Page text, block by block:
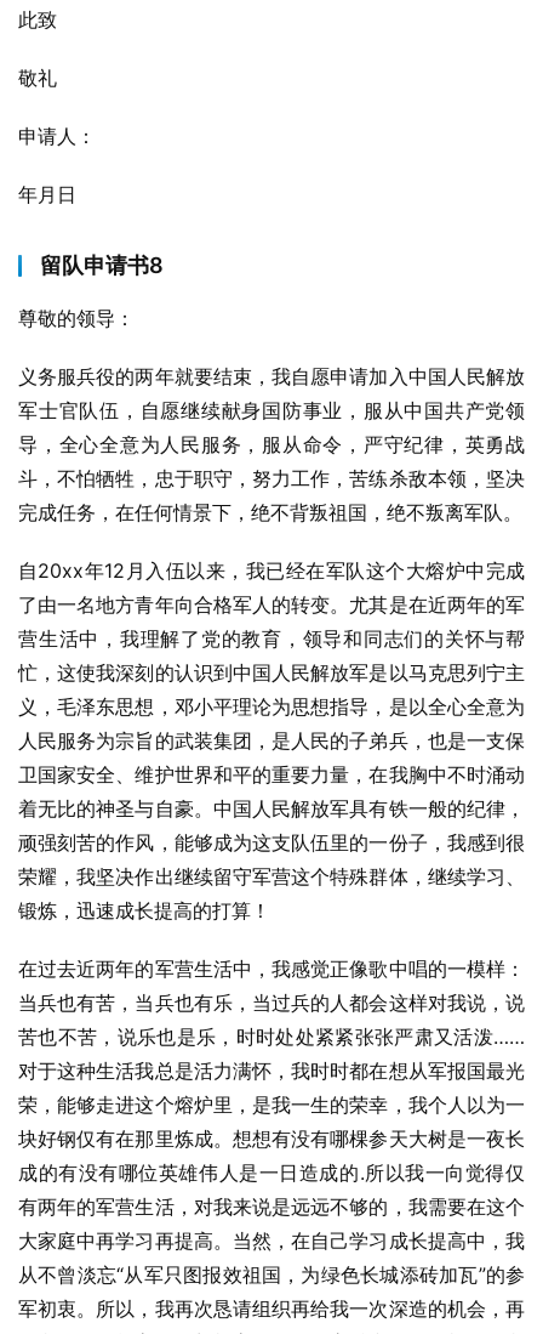
此致
敬礼
申请人：
年月日
留队申请书8
尊敬的领导：
义务服兵役的两年就要结束，我自愿申请加入中国人民解放
军士官队伍，自愿继续献身国防事业，服从中国共产党领
导，全心全意为人民服务，服从命令，严守纪律，英勇战
斗，不怕牺牲，忠于职守，努力工作，苦练杀敌本领，坚决
完成任务，在任何情景下，绝不背叛祖国，绝不叛离军队。
自20xx年12月入伍以来，我已经在军队这个大熔炉中完成
了由一名地方青年向合格军人的转变。尤其是在近两年的军
营生活中，我理解了党的教育，领导和同志们的关怀与帮
忙，这使我深刻的认识到中国人民解放军是以马克思列宁主
义，毛泽东思想，邓小平理论为思想指导，是以全心全意为
人民服务为宗旨的武装集团，是人民的子弟兵，也是一支保
卫国家安全、维护世界和平的重要力量，在我胸中不时涌动
着无比的神圣与自豪。中国人民解放军具有铁一般的纪律，
顽强刻苦的作风，能够成为这支队伍里的一份子，我感到很
荣耀，我坚决作出继续留守军营这个特殊群体，继续学习、
锻炼，迅速成长提高的打算！
在过去近两年的军营生活中，我感觉正像歌中唱的一模样：
当兵也有苦，当兵也有乐，当过兵的人都会这样对我说，说
苦也不苦，说乐也是乐，时时处处紧紧张张严肃又活泼……
对于这种生活我总是活力满怀，我时时都在想从军报国最光
荣，能够走进这个熔炉里，是我一生的荣幸，我个人以为一
块好钢仅有在那里炼成。想想有没有哪棵参天大树是一夜长
成的有没有哪位英雄伟人是一日造成的.所以我一向觉得仅
有两年的军营生活，对我来说是远远不够的，我需要在这个
大家庭中再学习再提高。当然，在自己学习成长提高中，我
从不曾淡忘“从军只图报效祖国，为绿色长城添砖加瓦”的参
军初衷。所以，我再次恳请组织再给我一次深造的机会，再